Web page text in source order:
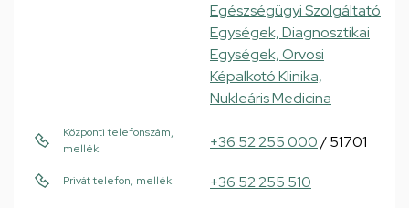
Egészségügyi Szolgáltató
Egységek, Diagnosztikai
Egységek, Orvosi
Képalkotó Klinika,
Nukleáris Medicina
Központi telefonszám,
mellék
+36 52 255 000/ 51701
Privát telefon, mellék +36 52 255 510